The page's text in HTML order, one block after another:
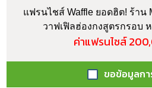
แฟรนไชส์ Waffle ยอดฮิต! ร้าน
วาฟเฟิลฮ่องกงสูตรกรอบ
ค่าแฟรนไชส์
ขอข้อมูลก